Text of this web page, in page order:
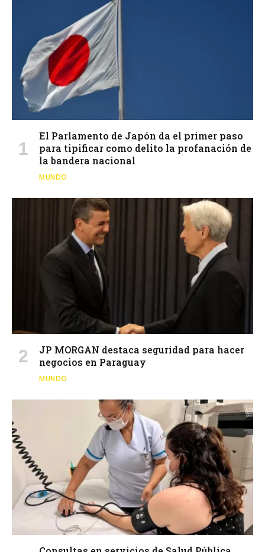
El Parlamento de Japón da el primer paso
para tipificar como delito la profanación de
la bandera nacional
MUNDO
JP MORGAN destaca seguridad para hacer
negocios en Paraguay
MUNDO